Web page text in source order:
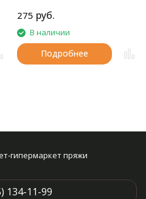
275 руб.
В наличии
Подробнее
гипермаркет пряжи
134-11-99